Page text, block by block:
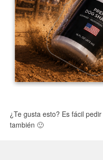
¿Te gusta esto? Es fácil pedir
también 🙂